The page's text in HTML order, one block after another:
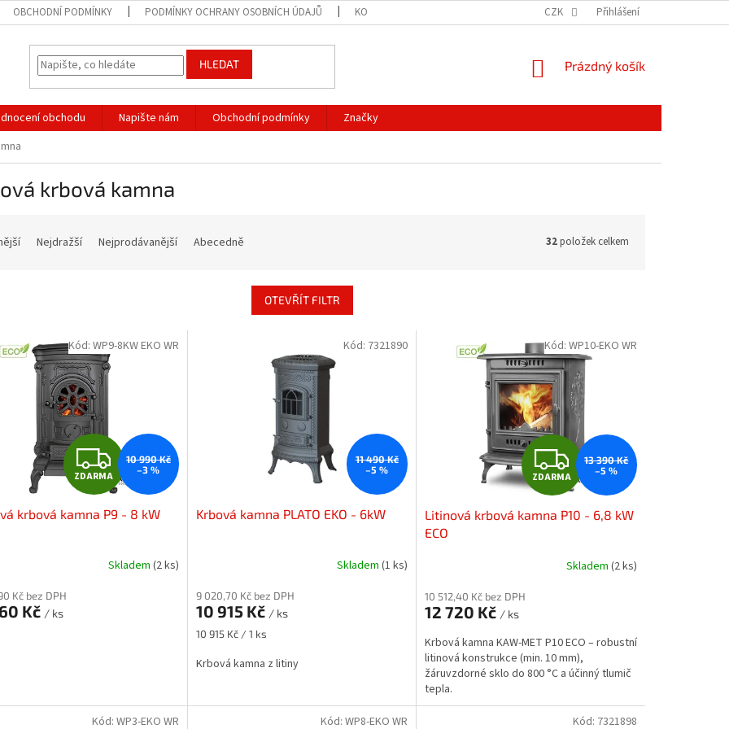
OBCHODNÍ PODMÍNKY PODMÍNKY OCHRANY OSOBNÍCH ÚDAJŮ KONTAKTY NOVINKY
CZK Přihlášení
HLEDAT
NÁKUPNÍ
Prázdný košík
obchodu Napište nám Obchodní podmínky
Značky
krbová kamna
Nejdražší Nejprodávanější Abecedně 32položek celkem
OTEVŘÍT FILTR
Z
D
A
R
ZDARMA
10 990 Kč
–3 %
krbová kamna P9 - 8 kW
Skladem (2 ks)
Kč bez DPH
Kč / ks
Kód: WP9-8KW EKO WR
11 490 Kč
–5 %
Krbová kamna PLATO EKO - 6kW
Skladem (1 ks)
9 020,70 Kč bez DPH
10 915 Kč / ks
Měrná
10 915 Kč / 1 ks
Krbová kamna z litiny
Kód: 7321890
Z
D
A
R
A
ZDARMA
13 390 Kč
–5 %
Litinová krbová kamna P10 - 6,8 kW
ECO
Skladem (2 ks)
10 512,40 Kč bez DPH
12 720 Kč / ks
Krbová kamna KAW-MET P10 ECO – robustní
litinová konstrukce (min. 10 mm),
žáruvzdorné sklo do 800 °C a účinný tlumič
tepla.
Kód: WP10-EKO WR
Kód: WP3-EKO WR Kód: WP8-EKO WR Kód: 7321898